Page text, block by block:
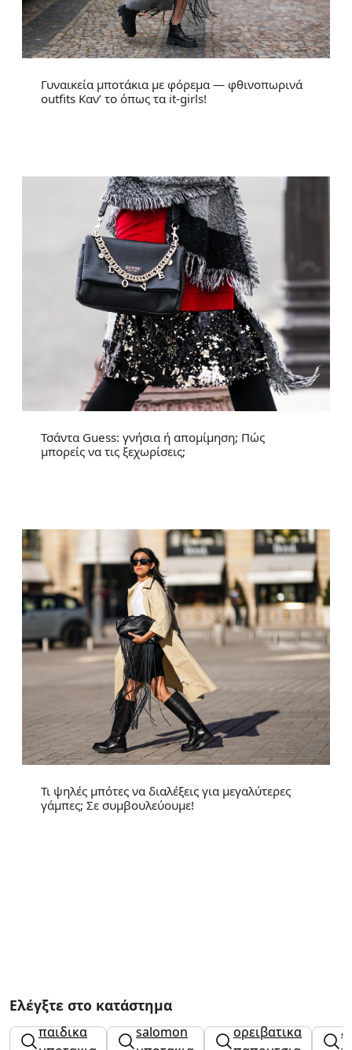
Γυναικεία μποτάκια με φόρεμα — φθινοπωρινά
outfits Καν’ το όπως τα it-girls!
Τσάντα Guess: γνήσια ή απομίμηση; Πώς
μπορείς να τις ξεχωρίσεις;
Τι ψηλές μπότες να διαλέξεις για μεγαλύτερες
γάμπες; Σε συμβουλεύουμε!
Ελέγξτε στο κατάστημα
geox
παιδικα
salomon
ορειβατικα